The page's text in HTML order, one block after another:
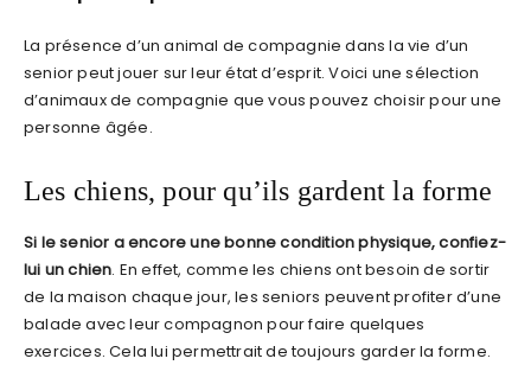
La présence d’un animal de compagnie dans la vie d’un
senior peut jouer sur leur état d’esprit. Voici une sélection
d’animaux de compagnie que vous pouvez choisir pour une
personne âgée.
Les chiens, pour qu’ils gardent la forme
Si le senior a encore une bonne condition physique, confiez-
lui un chien. En effet, comme les chiens ont besoin de sortir
de la maison chaque jour, les seniors peuvent profiter d’une
balade avec leur compagnon pour faire quelques
exercices. Cela lui permettrait de toujours garder la forme.